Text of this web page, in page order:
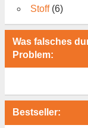
Stoff (6)
Was falsches
Problem:
Bestseller: